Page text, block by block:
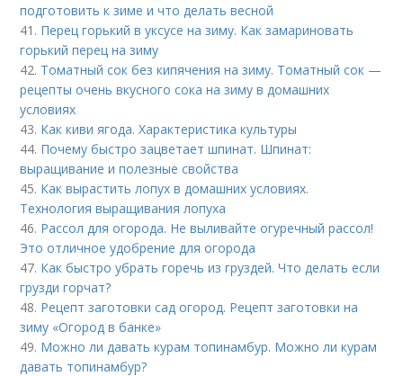
подготовить к зиме и что делать весной
41. Перец горький в уксусе на зиму. Как замариновать
горький перец на зиму
42. Томатный сок без кипячения на зиму. Томатный сок —
рецепты очень вкусного сока на зиму в домашних
условиях
43. Как киви ягода. Характеристика культуры
44. Почему быстро зацветает шпинат. Шпинат:
выращивание и полезные свойства
45. Как вырастить лопух в домашних условиях.
Технология выращивания лопуха
46. Рассол для огорода. Не выливайте огуречный рассол!
Это отличное удобрение для огорода
47. Как быстро убрать горечь из груздей. Что делать если
грузди горчат?
48. Рецепт заготовки сад огород. Рецепт заготовки на
зиму «Огород в банке»
49. Можно ли давать курам топинамбур. Можно ли курам
давать топинамбур?